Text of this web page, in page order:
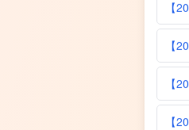
【
【
【
【